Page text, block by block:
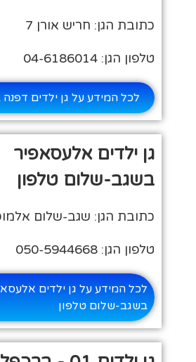
כתובת הגן: חריש אורן 7
טלפון הגן: 04-6186014
לכל המידע על גן ילדים דפנה
גן ילדים אלעסאפיר
בשגב-שלום טלפון
כתובת הגן: שגב-שלום
טלפון הגן: 050-5944668
לכל המידע על גן ילדים
בשגב-שלום טלפון